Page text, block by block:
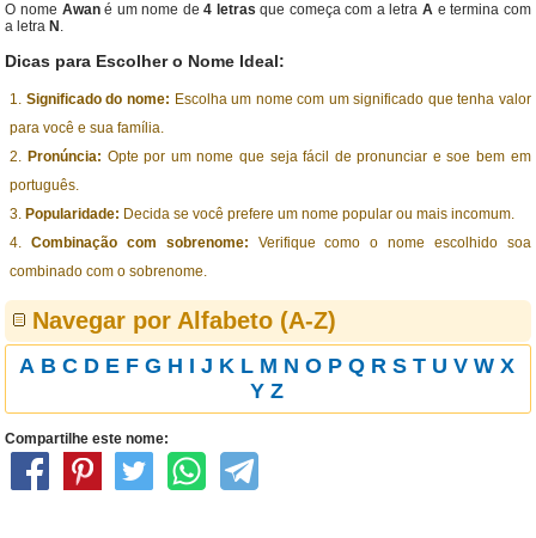
O nome Awané um nome de4 letras que começa com a letra Ae termina com
a letra N .
Dicas para Escolher o Nome Ideal:
Significado do nome: Escolha um nome com um significado que tenha valor
para você e sua família.
Pronúncia: Opte por um nome que seja fácil de pronunciar e soe bem em
português.
Popularidade: Decida se você prefere um nome popular ou mais incomum.
Combinação com sobrenome: Verifique como o nome escolhido soa
combinado com o sobrenome.
Navegar por Alfabeto (A-Z)
A B C D E F G H I J K L M N O P Q R S T U V W X
Y Z
Compartilhe este nome: